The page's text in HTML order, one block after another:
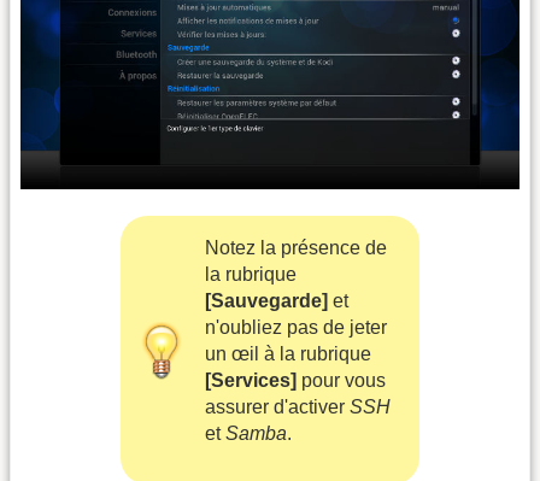
Notez la présence de
la rubrique
[Sauvegarde] et
n'oubliez pas de jeter
un œil à la rubrique
[Services] pour vous
assurer d'activer SSH
etSamba.